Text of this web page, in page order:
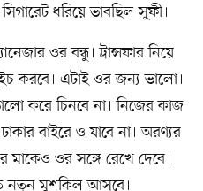
ধরিয়ে ভাবছিল সুফী।
ওর বন্ধু। ট্রান্সফার নিয়ে
করবে। এটাই ওর জন্য ভালো।
করে চিনবে না। নিজের কাজ
বাইরে ও যাবে না। অরণ্যর
ওর সঙ্গে রেখে দেবে।
নতুন মুশকিল আসবে।